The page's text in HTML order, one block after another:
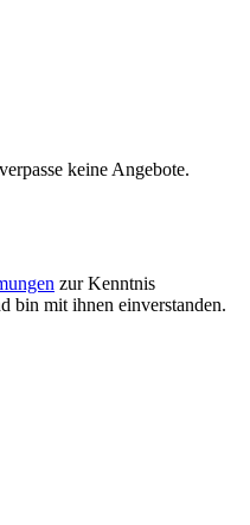
keine Angebote.
zur Kenntnis
bin mit ihnen einverstanden.